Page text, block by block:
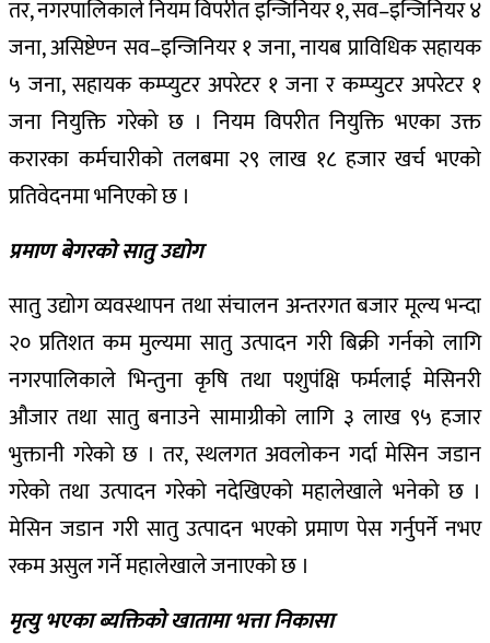
तर, नगरपालिकाले नियम विपरीत इन्जिनियर १, सव–इन्जिनियर ४
जना, असिष्टेण्न सव–इन्जिनियर १ जना, नायब प्राविधिक सहायक
५ जना, सहायक कम्प्युटर अपरेटर १ जना र कम्प्युटर अपरेटर १
जना नियुक्ति गरेको छ । नियम विपरीत नियुक्ति भएका उक्त
करारका कर्मचारीको तलबमा २९ लाख १८ हजार खर्च भएको
प्रतिवेदनमा भनिएको छ ।
प्रमाण बेगरको सातु उद्योग
सातु उद्योग व्यवस्थापन तथा संचालन अन्तरगत बजार मूल्य भन्दा
२० प्रतिशत कम मुल्यमा सातु उत्पादन गरी बिक्री गर्नको लागि
नगरपालिकाले भिन्तुना कृषि तथा पशुपंक्षि फर्मलाई मेसिनरी
औजार तथा सातु बनाउने सामाग्रीको लागि ३ लाख ९५ हजार
भुक्तानी गरेको छ । तर, स्थलगत अवलोकन गर्दा मेसिन जडान
गरेको तथा उत्पादन गरेको नदेखिएको महालेखाले भनेको छ ।
मेसिन जडान गरी सातु उत्पादन भएको प्रमाण पेस गर्नुपर्ने नभए
रकम असुल गर्ने महालेखाले जनाएको छ ।
मृत्यु भएका ब्यक्तिको खातामा भत्ता निकासा